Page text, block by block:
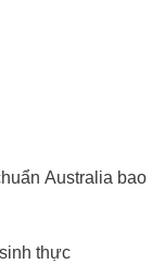
Australia bao
thực